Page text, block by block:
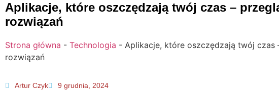
Aplikacje, które oszczędzają twój czas –
rozwiązań
Strona główna - Technologia - Aplikacje, które oszczędzają twój czas
rozwiązań
Artur Czyk 9 grudnia, 2024